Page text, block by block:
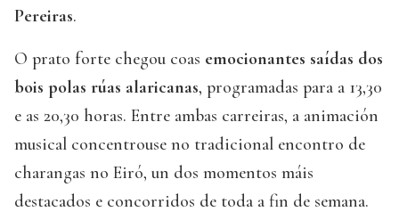
Pereiras.
O prato forte chegou coas emocionantes saídas dos
bois polas rúas alaricanas, programadas para a 13,30
e as 20,30 horas. Entre ambas carreiras, a animación
musical concentrouse no tradicional encontro de
charangas no Eiró, un dos momentos máis
destacados e concorridos de toda a fin de semana.